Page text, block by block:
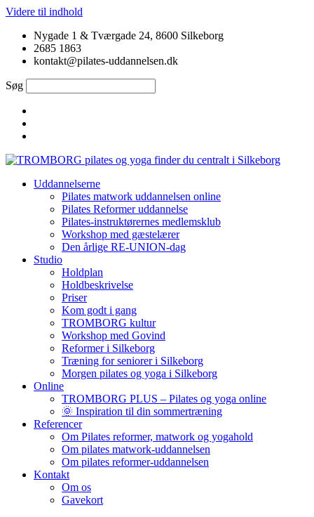
Videre til indhold
Nygade 1 & Tværgade 24, 8600 Silkeborg
2685 1863
kontakt@pilates-uddannelsen.dk
Søg
Uddannelserne
Pilates matwork uddannelsen online
Pilates Reformer uddannelse
Pilates-instruktørernes medlemsklub
Workshop med gæstelærer
Den årlige RE-UNION-dag
Studio
Holdplan
Holdbeskrivelse
Priser
Kom godt i gang
TROMBORG kultur
Workshop med Govind
Reformer i Silkeborg
Træning for seniorer i Silkeborg
Morgen pilates og yoga i Silkeborg
Online
TROMBORG PLUS – Pilates og yoga online
🌞 Inspiration til din sommertræning
Referencer
Om Pilates reformer, matwork og yogahold
Om pilates matwork-uddannelsen
Om pilates reformer-uddannelsen
Kontakt
Om os
Gavekort